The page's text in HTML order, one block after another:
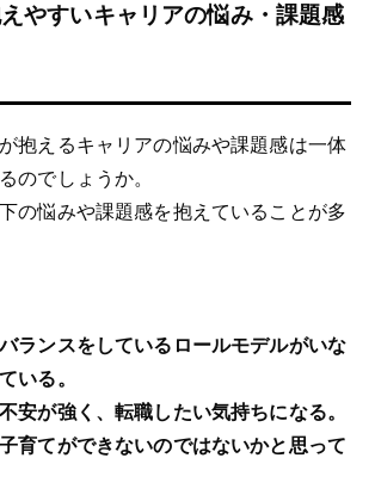
やすいキャリアの悩み・課題感
抱えるキャリアの悩みや課題感は一体
のでしょうか。
の悩みや課題感を抱えていることが多
ランスをしているロールモデルがいな
いる。
安が強く、転職したい気持ちになる。
育てができないのではないかと思って